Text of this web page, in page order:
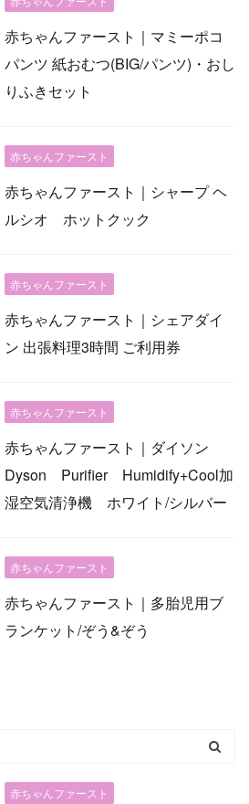
赤ちゃんファースト｜マミーポコ
パンツ 紙おむつ(BIG/パンツ)・おし
りふきセット
赤ちゃんファースト
赤ちゃんファースト｜シャープ ヘ
ルシオ ホットクック
赤ちゃんファースト
赤ちゃんファースト｜シェアダイ
ン 出張料理3時間 ご利用券
赤ちゃんファースト
赤ちゃんファースト｜ダイソン
Dyson Purifier Humidify+Cool加
湿空気清浄機 ホワイト/シルバー
赤ちゃんファースト
赤ちゃんファースト｜多胎児用ブ
ランケット/ぞう&ぞう
赤ちゃんファースト